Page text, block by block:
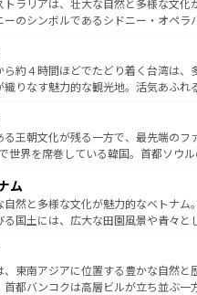
がら、その多様性と豊かな歴史を感じ
贅沢な旅のスタイルだ。 なお、新着のアメリカ
コンテンツ一覧を参照してほしい。
め。エメラルドグリーンに輝く海をは
もてなしの心で訪れる人々を迎えてく
おいしいローカルフードやハワイアン
統的なフラダンスなど、すべてがハワ
に味わってほしい。 なお、新着のハワイ情報
テンツ一覧を参照してほしい。
トラリアは、壮大な自然と多様な文化
ーのシンボルであるシドニー・オペラ
ーフや大陸中央部にそびえるウルル（
タスマニアの美しい原生林やケアンズ
どころがたくさん。また、カフェやワ
アクティビティも充実しており、サー
、ハイキングなど、アウトドア好きに
ーストラリアの多彩な魅力を存分に味
ほしい。
ら約４時間ほどでたどり着く台湾は、
織りなす魅力的な観光地。活気あふれ
静ひつな山岳地帯である台湾東部など
の静けさが共存しており、訪れる人に
もたらしてくれる。また、奥深い台湾
いいと評判のスイーツなど、バラエテ
が味わえる。 なお、新着の台湾情報は コンテ
ほしい。
る王朝文化が残る一方で、最先端のフ
世界を席巻している韓国。首都ソウ
方に足を延ばせば四季折々の自然美を
。そして、キムチや焼肉、絶品のスト
さまざまな韓国料理が待っている。夜
に包まれながら、韓国の多彩な魅力を
わってみてほしい。 なお、新着の韓国情報は
照してほしい。
ム
自然と多様な文化が魅力的なベトナム
る国土には、広大な田園風景や青々と
発展と共に伝統が息づく。ハノイの古
ン市のフランス統治時代の建物も、独
している。また、バラエティの豊かさ
、東南アジアに位置する豊かな自然と
首都バンコクは高層ビルが立ち並ぶ一